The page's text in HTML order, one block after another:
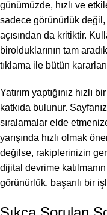
günümüzde, hızlı ve
sadece görünürlük değil,
açısından da kritiktir.
birolduklarının tam
tıklama ile bütün
Yatırım yaptığınız hızlı
katkıda bulunur.
sıralamalar elde
yarışında hızlı olmak
değilse, rakiplerinizin
dijital devrime
görünürlük, başarılı bir